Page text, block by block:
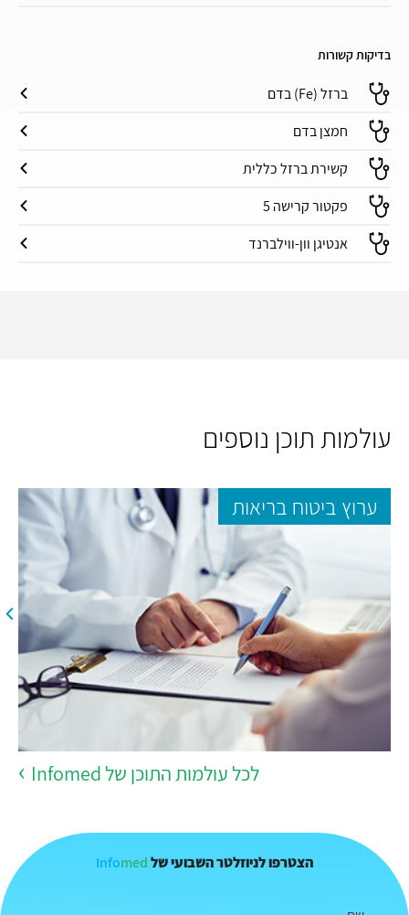
בדיקות קשורות
ברזל (Fe) בדם
חמצן בדם
קשירת ברזל כללית
פקטור קרישה 5
אנטיגן וון-ווילברנד
עולמות תוכן נוספים
ערוץ ביטוח בריאות
לכל עולמות התוכן של Infomed
הצטרפו לניוזלטר השבועי של Infomed